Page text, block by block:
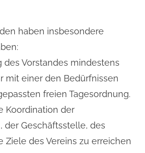
haben insbesondere
des Vorstandes mindestens
mit einer den Bedürfnissen
freien Tagesordnung.
Koordination der
der Geschäftsstelle, des
Ziele des Vereins zu erreichen